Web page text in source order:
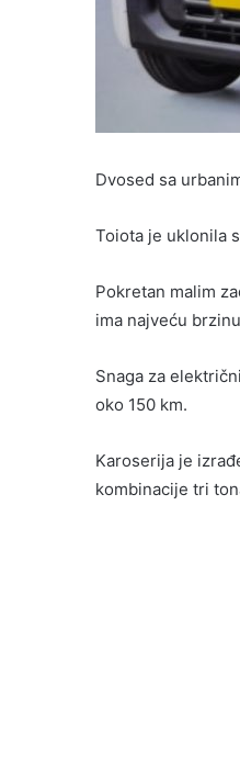
Dvosed sa
Toiota je uklonila
Pokretan malim
ima najveću
Snaga za
oko 150 km.
Karoserija je
kombinacije tri